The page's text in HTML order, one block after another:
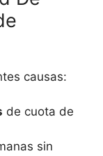
causas:
de cuota de
sin